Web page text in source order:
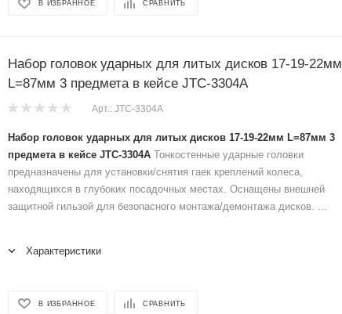
В ИЗБРАННОЕ СРАВНИТЬ
Набор головок ударных для литых дисков 17-19-22мм
L=87мм 3 предмета в кейсе JTC-3304A
Арт.: JTC-3304A
Набор головок ударных для литых дисков 17-19-22мм L=87мм 3
предмета в кейсе JTC-3304A Тонкостенные ударные головки
предназначены для установки/снятия гаек креплений колеса,
находящихся в глубоких посадочных местах. Оснащены внешней
защитной гильзой для безопасного монтажа/демонтажа дисков. ...
Характеристики
В ИЗБРАННОЕ СРАВНИТЬ